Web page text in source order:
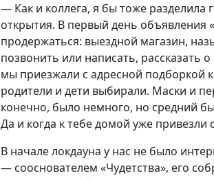
— Как и коллега, я бы тоже разделила
открытия. В первый день объявления
продержаться: выездной магазин,
позвонить или написать, рассказать
мы приезжали с адресной подборкой
родители и дети выбирали. Маски и
конечно, было немного, но средний
Да и когда к тебе домой уже привезли
В начале локдауна у нас не было
— сооснователем «Чудетства», его